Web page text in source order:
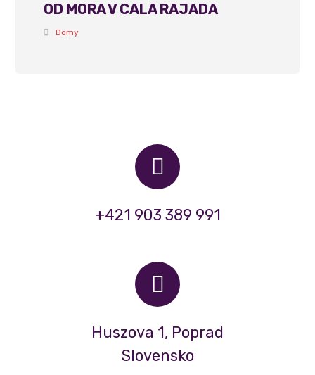
OD MORA V CALA RAJADA
Domy
+421 903 389 991
Huszova 1, Poprad
Slovensko